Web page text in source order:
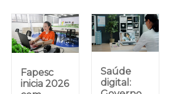
Fapesc
inicia 2026
Saúde
digital: